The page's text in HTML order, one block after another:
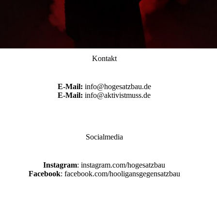
Kontakt
E-Mail: info@hogesatzbau.de
E-Mail: info@aktivistmuss.de
Socialmedia
Instagram: instagram.com/hogesatzbau
Facebook: facebook.com/hooligansgegensatzbau